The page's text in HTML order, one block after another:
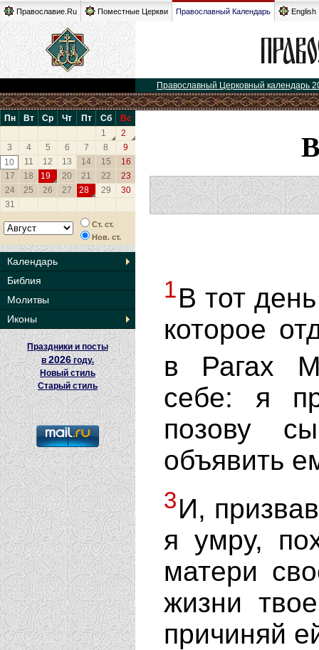
Православие.Ru Поместные Церкви Православный Календарь English
Православный Церковный календарь
Пн Вт Ср Чт Пт Сб
Вс
1
2
3
4 5 6 7 8
9
10
11 12 13 14 15
16
17
18 19 20 21 22
23
24
25 26 27 28 29
30
31
Ст. ст.
Нов. ст.
Календарь
Библия
Молитвы
Иконы
Праздники и посты
в2026 году.
Новый стиль
Старый стиль
1В тот
которое
в Рагах
себе: я
позову
объявить
3И,
я умру,
матери
жизни
причиняй